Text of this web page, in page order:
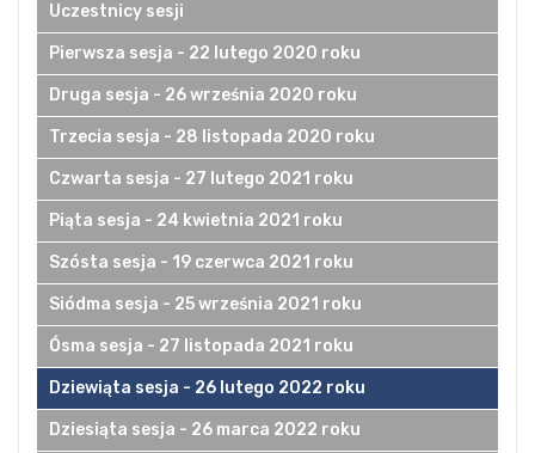
Uczestnicy sesji
Pierwsza sesja - 22 lutego 2020 roku
Druga sesja - 26 września 2020 roku
Trzecia sesja - 28 listopada 2020 roku
Czwarta sesja - 27 lutego 2021 roku
Piąta sesja - 24 kwietnia 2021 roku
Szósta sesja - 19 czerwca 2021 roku
Siódma sesja - 25 września 2021 roku
Ósma sesja - 27 listopada 2021 roku
Dziewiąta sesja - 26 lutego 2022 roku
Dziesiąta sesja - 26 marca 2022 roku